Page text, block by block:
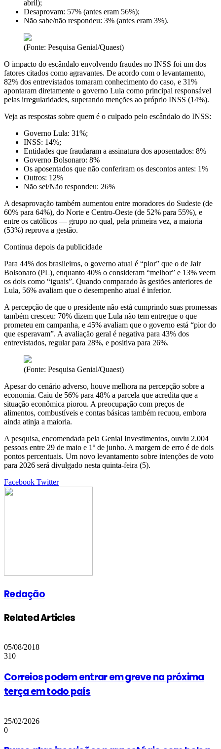
abril);
Desaprovam: 57% (antes eram 56%);
Não sabe/não respondeu: 3% (antes eram 3%).
(Fonte: Pesquisa Genial/Quaest)
O impacto do escândalo envolvendo fraudes no INSS foi um dos
fatores citados como agravantes. De acordo com o levantamento,
82% dos entrevistados tomaram conhecimento do caso, e 31%
apontaram diretamente o governo Lula como principal responsável
pelas irregularidades, superando menções ao próprio INSS (14%).
Veja as respostas sobre quem é o culpado pelo escândalo do INSS:
Governo Lula: 31%;
INSS: 14%;
Entidades que fraudaram a assinatura dos aposentados: 8%
Governo Bolsonaro: 8%
Os aposentados que não conferiram os descontos antes: 1%
Outros: 12%
Não sei/Não respondeu: 26%
A desaprovação também aumentou entre moradores do Sudeste (de
60% para 64%), do Norte e Centro-Oeste (de 52% para 55%), e
entre os católicos — grupo no qual, pela primeira vez, a maioria
(53%) reprova a gestão.
Continua depois da publicidade
Para 44% dos brasileiros, o governo atual é “pior” que o de Jair
Bolsonaro (PL), enquanto 40% o consideram “melhor” e 13% veem
os dois como “iguais”. Quando comparado às gestões anteriores de
Lula, 56% avaliam que o desempenho atual é inferior.
A percepção de que o presidente não está cumprindo suas promessas
também cresceu: 70% dizem que Lula não tem entregue o que
prometeu em campanha, e 45% avaliam que o governo está “pior do
que esperavam”. A avaliação geral é negativa para 43% dos
entrevistados, regular para 28%, e positiva para 26%.
(Fonte: Pesquisa Genial/Quaest)
Apesar do cenário adverso, houve melhora na percepção sobre a
economia. Caiu de 56% para 48% a parcela que acredita que a
situação econômica piorou. A preocupação com preços de
alimentos, combustíveis e contas básicas também recuou, embora
ainda atinja a maioria.
A pesquisa, encomendada pela Genial Investimentos, ouviu 2.004
pessoas entre 29 de maio e 1º de junho. A margem de erro é de dois
pontos percentuais. Um novo levantamento sobre intenções de voto
para 2026 será divulgado nesta quinta-feira (5).
Facebook TwitterGoogle+
LinkedIn
StumbleUpon
Tumblr
Pinterest
Reddit
VKontakte
Share
Print
Redação
Related Articles
05/08/2018
310
Correios podem entrar em greve na próxima
terça em todo país
25/02/2026
0